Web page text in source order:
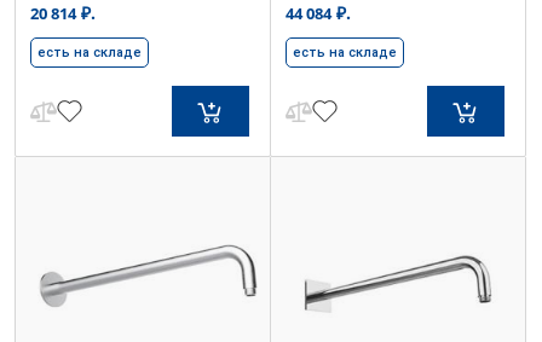
20 814₽.
есть на складе
44 084₽.
есть на складе